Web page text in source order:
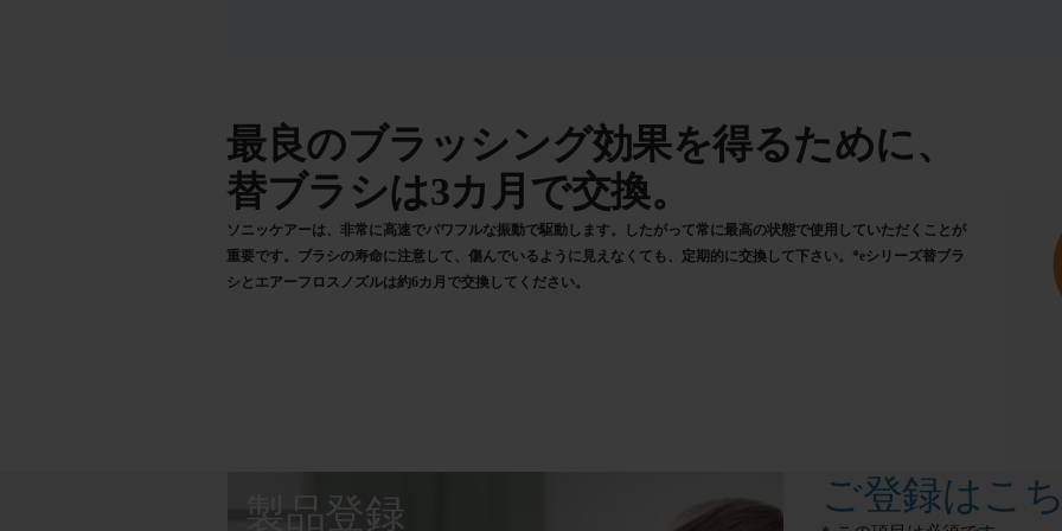
最良のブラッシング効果を得るために、
替ブラシは3カ月で交換。
ソニッケアーは、非常に高速でパワフルな振動で駆動します。したがって常に最高の状態で使用していただくことが
重要です。ブラシの寿命に注意して、傷んでいるように見えなくても、定期的に交換して下さい。*eシリーズ替ブラ
シとエアーフロスノズルは約6カ月で交換してください。
製品登録 ご登録はこ